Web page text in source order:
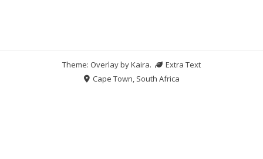
Theme: Overlay byKaira.
Extra Text
Cape Town, South Africa